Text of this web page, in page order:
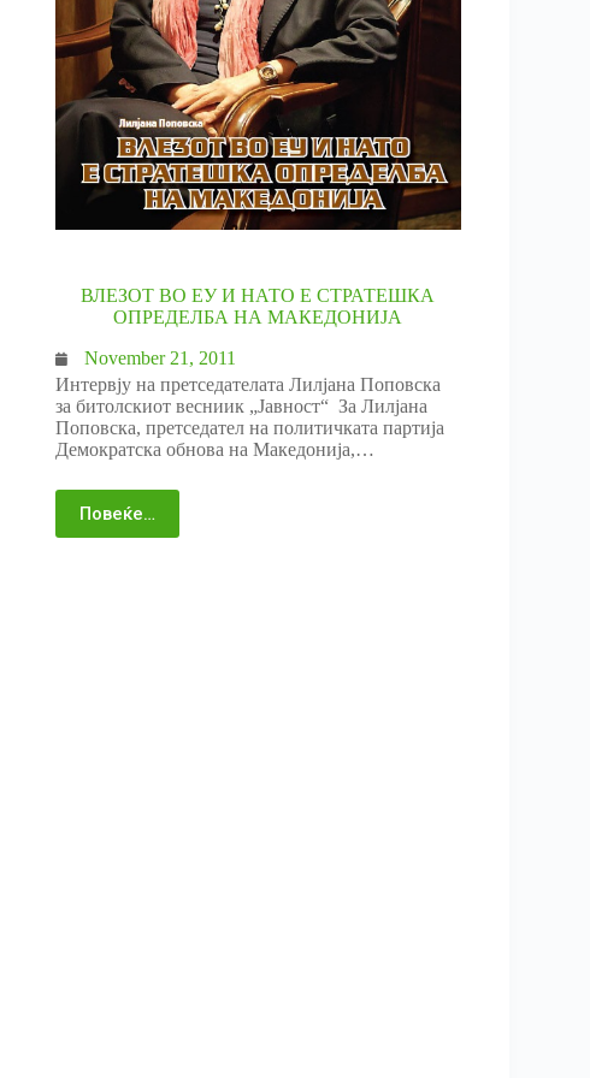
ВЛЕЗОТ ВО ЕУ И НАТО Е СТРАТЕШКА
ОПРЕДЕЛБА НА МАКЕДОНИЈА
November 21, 2011
Интервју на претседателата Лилјана Поповска
за битолскиот весниик „Јавност“ За Лилјана
Поповска, претседател на политичката партија
Демократска обнова на Македонија,…
Повеќе…